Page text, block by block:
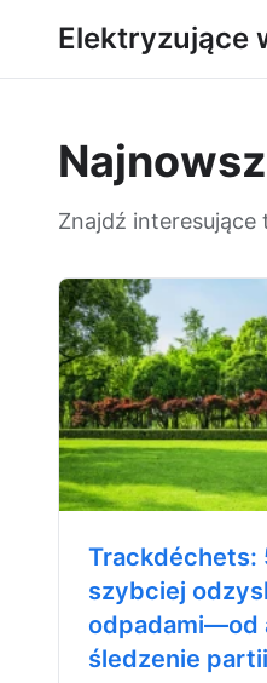
Elektryzujące
Znajdź interesujące
Trackdéchets:
szybciej
odpadami—od
śledzenie